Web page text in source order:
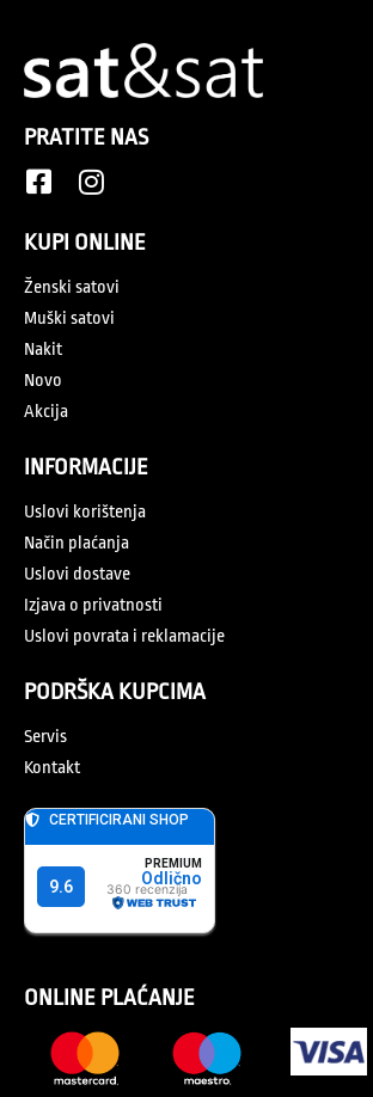
PRATITE NAS
KUPI ONLINE
Ženski satovi
Muški satovi
Nakit
Novo
Akcija
INFORMACIJE
Uslovi korištenja
Način plaćanja
Uslovi dostave
Izjava o privatnosti
Uslovi povrata i reklamacije
PODRŠKA KUPCIMA
Servis
Kontakt
ONLINE PLAĆANJE